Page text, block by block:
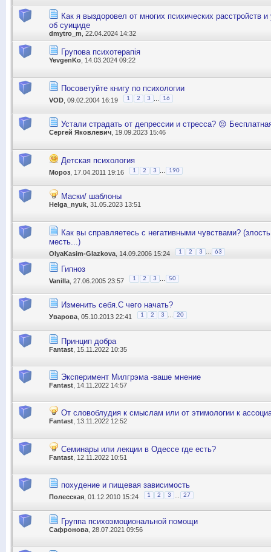
Как я выздоровел от многих психических расстройств
об суициде
dmytro_m , 22.04.2024 14:32
Групова психотерапія
YevgenKo, 14.03.2024 09:22
Посоветуйте книгу по психологии
VOD , 09.02.2004 16:19 1 2 3 16
Устали страдать от депрессии и стресса? 😔
Сергей Яковлевич, 19.09.2023 15:46
Детская психология
Мороз , 17.04.2011 19:16 1 2 3 190
Маски/ шаблоны
Helga_nyuk , 31.05.2023 13:51
Как вы справляетесь с негативными чувствами?
месть...)
OlyaKasim-Glazkova , 14.09.2006 15:24 1 2 3 63
Гипноз
Vanilla , 27.06.2005 23:57 1 2 3 50
Изменить себя.С чего начать?
Уварова , 05.10.2013 22:41 1 2 3 20
Принцип добра
Fantast , 15.11.2022 10:35
Эксперимент Милгрэма -ваше мнение
Fantast , 14.11.2022 14:57
От словоблудия к смыслам или от этимологии к
Fantast, 13.11.2022 12:52
Семинары или лекции в Одессе где есть?
Fantast , 12.11.2022 10:51
похудение и пищевая зависимость
Полесская , 01.12.2010 15:24 1 2 3 27
Группа психоэмоциональной помощи
Сафронова , 28.07.2021 09:56